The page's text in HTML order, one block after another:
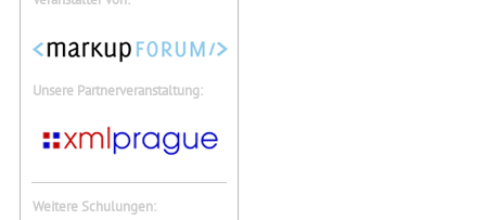
Unsere Partnerveranstaltung:
Weitere Schulungen: